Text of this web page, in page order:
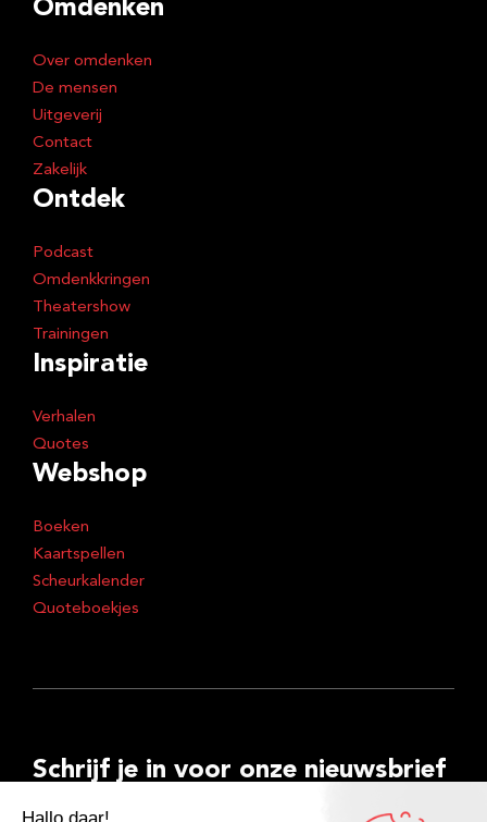
Omdenken
Over omdenken
De mensen
Uitgeverij
Contact
Zakelijk
Ontdek
Podcast
Omdenkkringen
Theatershow
Trainingen
Inspiratie
Verhalen
Quotes
Webshop
Boeken
Kaartspellen
Scheurkalender
Quoteboekjes
Schrijf je in voor onze nieuwsbrief